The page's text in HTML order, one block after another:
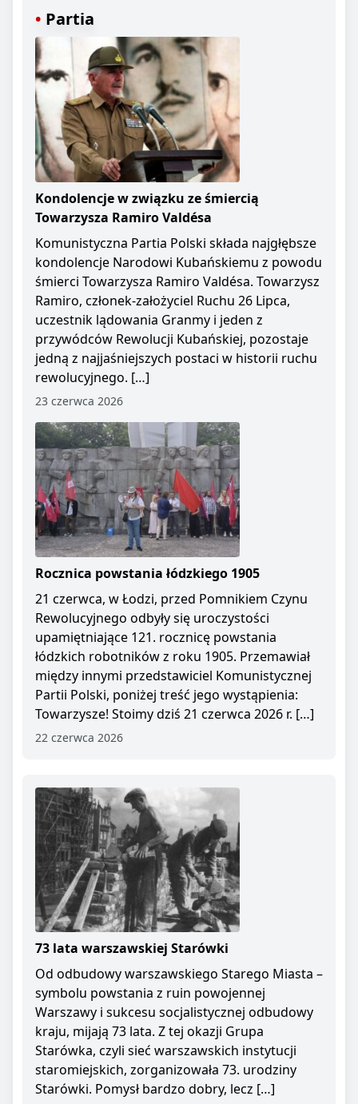
Partia
Kondolencje w związku ze śmiercią
Towarzysza Ramiro Valdésa
Komunistyczna Partia Polski składa najgłębsze
kondolencje Narodowi Kubańskiemu z powodu
śmierci Towarzysza Ramiro Valdésa. Towarzysz
Ramiro, członek-założyciel Ruchu 26 Lipca,
uczestnik lądowania Granmy i jeden z
przywódców Rewolucji Kubańskiej, pozostaje
jedną z najjaśniejszych postaci w historii ruchu
rewolucyjnego. […]
23 czerwca 2026
Rocznica powstania łódzkiego 1905
21 czerwca, w Łodzi, przed Pomnikiem Czynu
Rewolucyjnego odbyły się uroczystości
upamiętniające 121. rocznicę powstania
łódzkich robotników z roku 1905. Przemawiał
między innymi przedstawiciel Komunistycznej
Partii Polski, poniżej treść jego wystąpienia:
Towarzysze! Stoimy dziś 21 czerwca 2026 r. […]
22 czerwca 2026
73 lata warszawskiej Starówki
Od odbudowy warszawskiego Starego Miasta –
symbolu powstania z ruin powojennej
Warszawy i sukcesu socjalistycznej odbudowy
kraju, mijają 73 lata. Z tej okazji Grupa
Starówka, czyli sieć warszawskich instytucji
staromiejskich, zorganizowała 73. urodziny
Starówki. Pomysł bardzo dobry, lecz […]